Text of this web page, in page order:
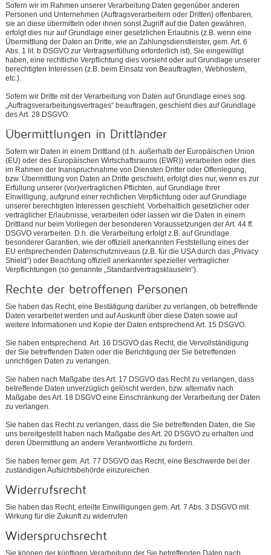
Sofern wir im Rahmen unserer Verarbeitung Daten gegenüber anderen
Personen und Unternehmen (Auftragsverarbeitern oder Dritten) offenbaren,
sie an diese übermitteln oder ihnen sonst Zugriff auf die Daten gewähren,
erfolgt dies nur auf Grundlage einer gesetzlichen Erlaubnis (z.B. wenn eine
Übermittlung der Daten an Dritte, wie an Zahlungsdienstleister, gem. Art. 6
Abs. 1 lit. b DSGVO zur Vertragserfüllung erforderlich ist), Sie eingewilligt
haben, eine rechtliche Verpflichtung dies vorsieht oder auf Grundlage unserer
berechtigten Interessen (z.B. beim Einsatz von Beauftragten, Webhostern,
etc.).
Sofern wir Dritte mit der Verarbeitung von Daten auf Grundlage eines sog.
„Auftragsverarbeitungsvertrages“ beauftragen, geschieht dies auf Grundlage
des Art. 28 DSGVO.
Übermittlungen in Drittländer
Sofern wir Daten in einem Drittland (d.h. außerhalb der Europäischen Union
(EU) oder des Europäischen Wirtschaftsraums (EWR)) verarbeiten oder dies
im Rahmen der Inanspruchnahme von Diensten Dritter oder Offenlegung,
bzw. Übermittlung von Daten an Dritte geschieht, erfolgt dies nur, wenn es zur
Erfüllung unserer (vor)vertraglichen Pflichten, auf Grundlage Ihrer
Einwilligung, aufgrund einer rechtlichen Verpflichtung oder auf Grundlage
unserer berechtigten Interessen geschieht. Vorbehaltlich gesetzlicher oder
vertraglicher Erlaubnisse, verarbeiten oder lassen wir die Daten in einem
Drittland nur beim Vorliegen der besonderen Voraussetzungen der Art. 44 ff.
DSGVO verarbeiten. D.h. die Verarbeitung erfolgt z.B. auf Grundlage
besonderer Garantien, wie der offiziell anerkannten Feststellung eines der
EU entsprechenden Datenschutzniveaus (z.B. für die USA durch das „Privacy
Shield“) oder Beachtung offiziell anerkannter spezieller vertraglicher
Verpflichtungen (so genannte „Standardvertragsklauseln“).
Rechte der betroffenen Personen
Sie haben das Recht, eine Bestätigung darüber zu verlangen, ob betreffende
Daten verarbeitet werden und auf Auskunft über diese Daten sowie auf
weitere Informationen und Kopie der Daten entsprechend Art. 15 DSGVO.
Sie haben entsprechend. Art. 16 DSGVO das Recht, die Vervollständigung
der Sie betreffenden Daten oder die Berichtigung der Sie betreffenden
unrichtigen Daten zu verlangen.
Sie haben nach Maßgabe des Art. 17 DSGVO das Recht zu verlangen, dass
betreffende Daten unverzüglich gelöscht werden, bzw. alternativ nach
Maßgabe des Art. 18 DSGVO eine Einschränkung der Verarbeitung der Daten
zu verlangen.
Sie haben das Recht zu verlangen, dass die Sie betreffenden Daten, die Sie
uns bereitgestellt haben nach Maßgabe des Art. 20 DSGVO zu erhalten und
deren Übermittlung an andere Verantwortliche zu fordern.
Sie haben ferner gem. Art. 77 DSGVO das Recht, eine Beschwerde bei der
zuständigen Aufsichtsbehörde einzureichen.
Widerrufsrecht
Sie haben das Recht, erteilte Einwilligungen gem. Art. 7 Abs. 3 DSGVO mit
Wirkung für die Zukunft zu widerrufen
Widerspruchsrecht
Sie können der künftigen Verarbeitung der Sie betreffenden Daten nach